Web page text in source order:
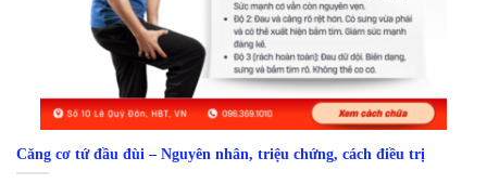
Căng cơ tứ đầu đùi – Nguyên nhân, triệu chứng, cách điều trị